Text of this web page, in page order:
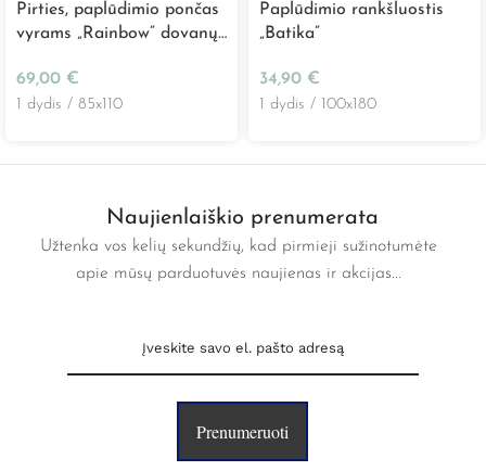
Pirties, paplūdimio pončas
vyrams „Rainbow” dovanų
69,00 €
1 dydis / 85x110
Paplūdimio rankšluostis
„Batika”
34,90 €
1 dydis / 100x180
Naujienlaiškio prenumerata
Užtenka vos kelių sekundžių, kad pirmieji sužinotumėte
apie mūsų parduotuvės naujienas ir akcijas...
Prenumeruoti